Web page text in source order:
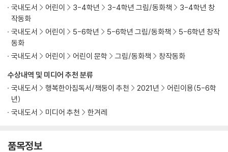
수상내역 및 미디어 추천 분류
국내도서
행복한아침독서/책둥이 추천 2021년
어린이용(5-6학
년)
국내도서
미디어 추천 한겨레
국내도서
어린이 3-4학년 3-4학년 그림/동화책
3-4학년 창
작동화
국내도서
어린이 5-6학년 5-6학년 그림/동화책
5-6학년 창작
동화
국내도서
어린이 어린이 문학 그림/동화책 창작동화
품목정보